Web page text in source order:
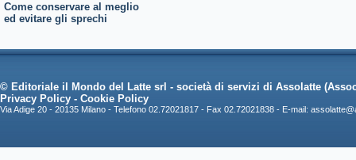
Come conservare al meglio
ed evitare gli sprechi
© Editoriale il Mondo del Latte srl - società di servizi di Assolatte
Privacy Policy - Cookie Policy
Via Adige 20 - 20135 Milano - Telefono 02.72021817 - Fax 02.72021838 - E-mail: